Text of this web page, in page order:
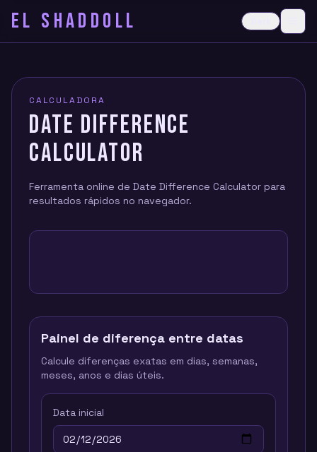
EL SHADDOLL
CALCULADORA
DATE DIFFERENCE
CALCULATOR
Ferramenta online de Date Difference Calculator para
resultados rápidos no navegador.
Painel de diferença entre datas
Calcule diferenças exatas em dias, semanas,
meses, anos e dias úteis.
Data inicial